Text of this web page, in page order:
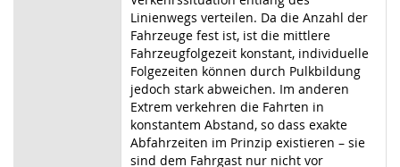
Linienwegs verteilen. Da die Anzahl der
Fahrzeuge fest ist, ist die mittlere
Fahrzeugfolgezeit konstant, individuelle
Folgezeiten können durch Pulkbildung
jedoch stark abweichen. Im anderen
Extrem verkehren die Fahrten in
konstantem Abstand, so dass exakte
Abfahrzeiten im Prinzip existieren – sie
sind dem Fahrgast nur nicht vor